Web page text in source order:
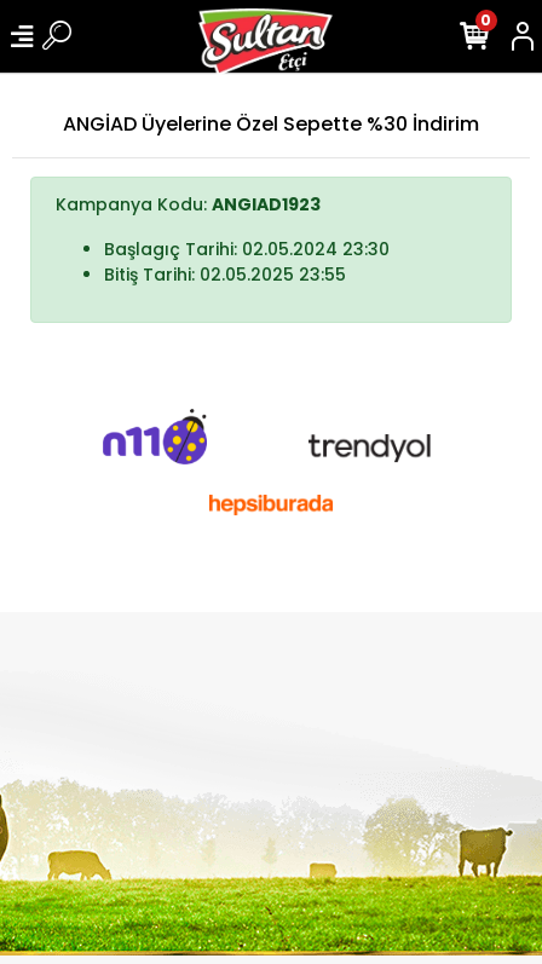
0
ANGİAD Üyelerine Özel Sepette %30 İndirim
Kampanya Kodu: ANGIAD1923
Başlagıç Tarihi: 02.05.2024 23:30
Bitiş Tarihi: 02.05.2025 23:55